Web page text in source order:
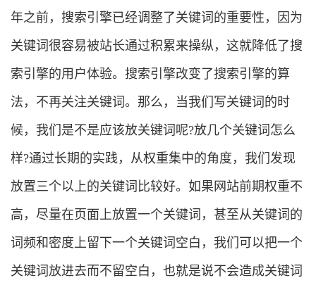
年之前，搜索引擎已经调整了关键词的重要性，因为
关键词很容易被站长通过积累来操纵，这就降低了搜
索引擎的用户体验。搜索引擎改变了搜索引擎的算
法，不再关注关键词。那么，当我们写关键词的时
候，我们是不是应该放关键词呢?放几个关键词怎么
样?通过长期的实践，从权重集中的角度，我们发现
放置三个以上的关键词比较好。如果网站前期权重不
高，尽量在页面上放置一个关键词，甚至从关键词的
词频和密度上留下一个关键词空白，我们可以把一个
关键词放进去而不留空白，也就是说不会造成关键词